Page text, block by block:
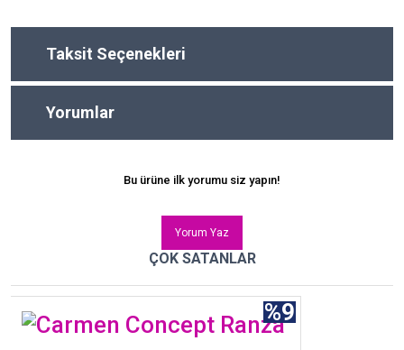
Taksit Seçenekleri
Yorumlar
Bu ürüne ilk yorumu siz yapın!
Yorum Yaz
ÇOK SATANLAR
%9